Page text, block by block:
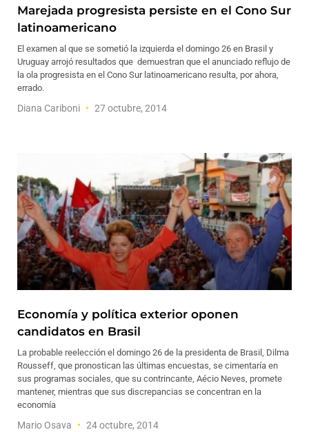
Marejada progresista persiste en el Cono Sur
latinoamericano
El examen al que se sometió la izquierda el domingo 26 en Brasil y
Uruguay arrojó resultados que demuestran que el anunciado reflujo de
la ola progresista en el Cono Sur latinoamericano resulta, por ahora,
errado.
Diana Cariboni 27 octubre, 2014
Economía y política exterior oponen
candidatos en Brasil
La probable reelección el domingo 26 de la presidenta de Brasil, Dilma
Rousseff, que pronostican las últimas encuestas, se cimentaría en
sus programas sociales, que su contrincante, Aécio Neves, promete
mantener, mientras que sus discrepancias se concentran en la
economía
Mario Osava 24 octubre, 2014